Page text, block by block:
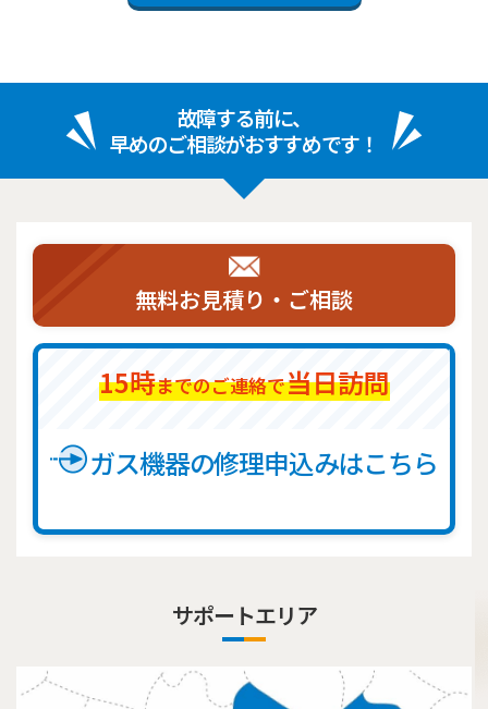
故障する前に、
早めのご相談がおすすめです！
無料お見積り・ご相談
15時までのご連絡で当日訪問
ガス機器の修理申込みはこちら
サポートエリア